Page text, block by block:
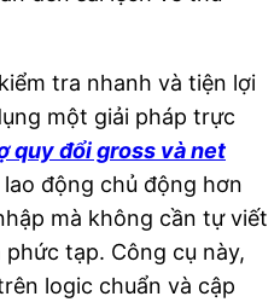
tra nhanh và tiện lợi
một giải pháp trực
quy đổi gross và net
động chủ động hơn
mà không cần tự viết
tạp. Công cụ này,
logic chuẩn và cập